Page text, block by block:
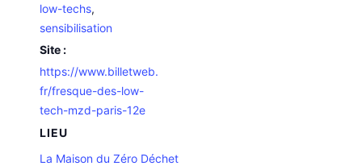
low-techs,
sensibilisation
Site :
https://www.billetweb.
fr/fresque-des-low-
tech-mzd-paris-12e
LIEU
La Maison du Zéro Déchet